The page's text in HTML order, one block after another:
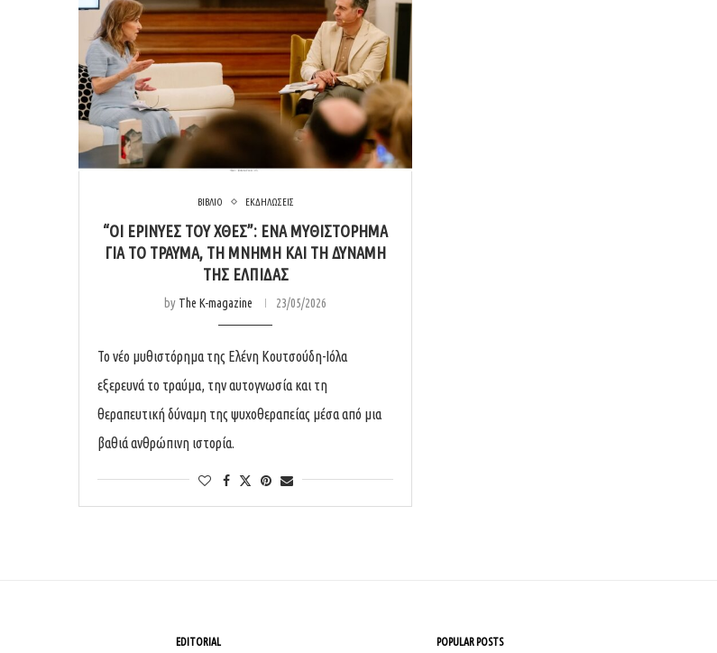
ΒΙΒΛΙΟ ΕΚΔΗΛΩΣΕΙΣ
“ΟΙ ΕΡΙΝΎΕΣ ΤΟΥ ΧΘΕΣ”: ΈΝΑ ΜΥΘΙΣΤΌΡΗΜΑ
ΓΙΑ ΤΟ ΤΡΑΎΜΑ, ΤΗ ΜΝΉΜΗ ΚΑΙ ΤΗ ΔΎΝΑΜΗ
ΤΗΣ ΕΛΠΊΔΑΣ
by The K-magazine 23/05/2026
Το νέο μυθιστόρημα της Ελένη Κουτσούδη-Ιόλα
εξερευνά το τραύμα, την αυτογνωσία και τη
θεραπευτική δύναμη της ψυχοθεραπείας μέσα από μια
βαθιά ανθρώπινη ιστορία.
EDITORIAL POPULAR POSTS